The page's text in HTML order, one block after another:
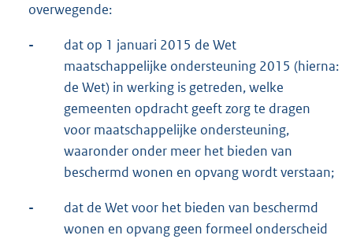
overwegende:
-
dat op 1 januari 2015 de Wet
maatschappelijke ondersteuning 2015 (hierna:
de Wet) in werking is getreden, welke
gemeenten opdracht geeft zorg te dragen
voor maatschappelijke ondersteuning,
waaronder onder meer het bieden van
beschermd wonen en opvang wordt verstaan;
-
dat de Wet voor het bieden van beschermd
wonen en opvang geen formeel onderscheid